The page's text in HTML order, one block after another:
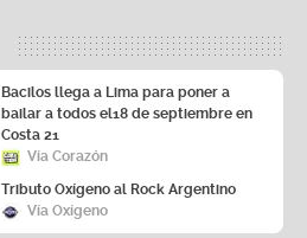
Bacilos llega a Lima para poner a
bailar a todos el18 de septiembre en
Costa 21
Vía Corazón
Tributo Oxígeno al Rock Argentino
Vía Oxígeno